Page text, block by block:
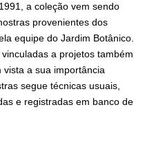
a coleção vem sendo
provenientes dos
equipe do Jardim Botânico.
a projetos também
a sua importância
segue técnicas usuais,
e registradas em banco de